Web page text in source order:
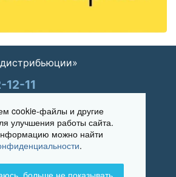
11
Щорса 7, офис 270
09:00 - 18:00
Обратный звонок
cookie-файлы и другие
улучшения работы сайта.
можно найти
.
больше не показывать